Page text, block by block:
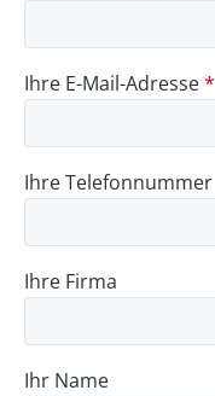
Ihre E-Mail-Adresse*
Ihre Telefonnummer
Ihre Firma
Ihr Name